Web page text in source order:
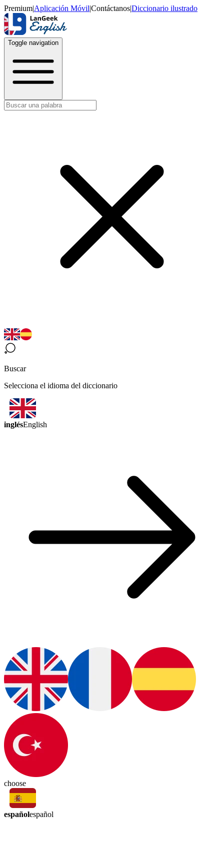
Premium|Aplicación Móvil|Contáctanos|Diccionario ilustrado
Toggle navigation
Buscar
Selecciona el idioma del diccionario
inglésEnglish
choose
españolespañol